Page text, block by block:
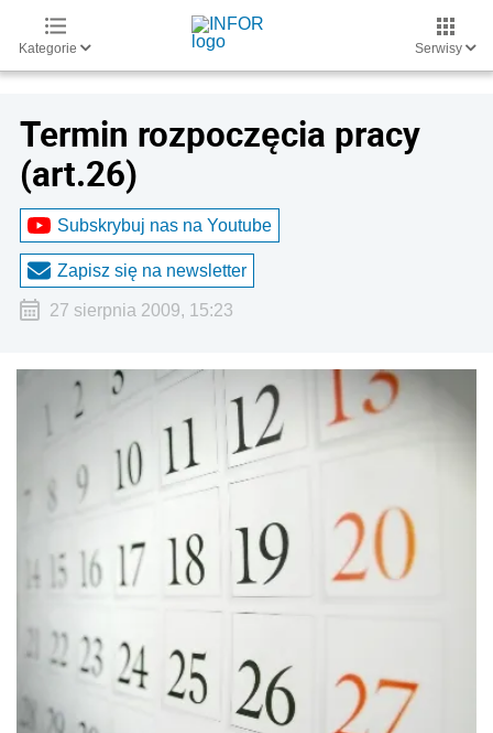
Kategorie Serwisy
Termin rozpoczęcia pracy
(art.26)
Subskrybuj nas na Youtube
Zapisz się na newsletter
27 sierpnia 2009, 15:23